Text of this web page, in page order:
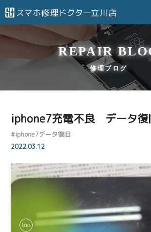
REPAIR
修理ブログ
iphone7充電不良 データ復
#iphone7データ復旧
2022.03.12